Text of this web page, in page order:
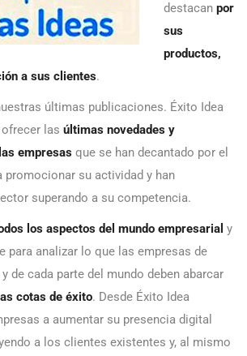
destacan por
sus
productos,
a sus clientes.
últimas publicaciones. Éxito Idea
las últimas novedades y
empresas que se han decantado por el
promocionar su actividad y han
superando a su competencia.
los aspectos del mundo empresarial y
para analizar lo que las empresas de
de cada parte del mundo deben abarcar
cotas de éxito. Desde Éxito Idea
a aumentar su presencia digital
a los clientes existentes y, al mismo